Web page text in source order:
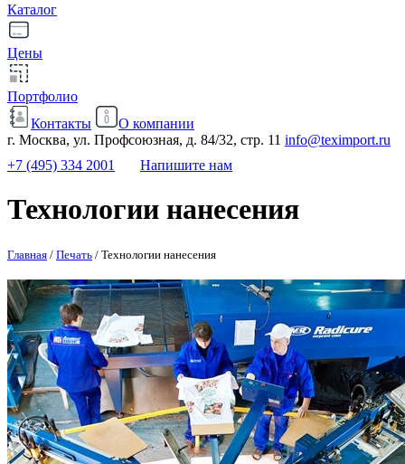
Каталог
Цены
Портфолио
Контакты
О компании
г. Москва, ул. Профсоюзная, д. 84/32, стр. 11 info@teximport.ru
+7 (495) 334 2001
Напишите нам
Технологии нанесения
Главная / Печать / Технологии нанесения